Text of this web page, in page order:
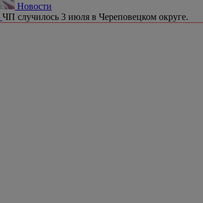
Новости
ЧП случилось 3 июля в Череповецком округе.